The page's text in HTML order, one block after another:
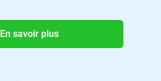
En savoir plus